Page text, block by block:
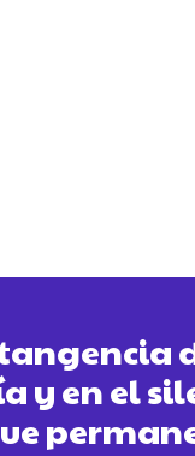
y en el